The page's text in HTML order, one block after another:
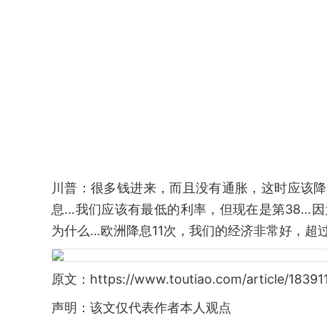
川普：很多钱进来，而且没有通胀，这时应该
息…我们应该有最低的利率，但现在是第38…
为什么…欧洲降息11次，我们的经济非常好，超
原文：https://www.toutiao.com/article/
声明：该文仅代表作者本人观点